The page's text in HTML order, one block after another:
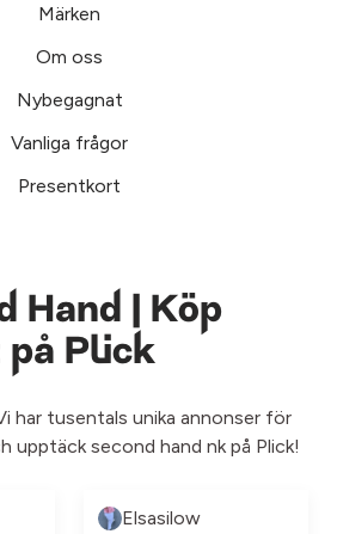
Märken
Om oss
Nybegagnat
Vanliga frågor
Presentkort
Hand | Köp
på Plick
har tusentals unika annonser för
upptäck second hand nk på Plick!
Elsasilow